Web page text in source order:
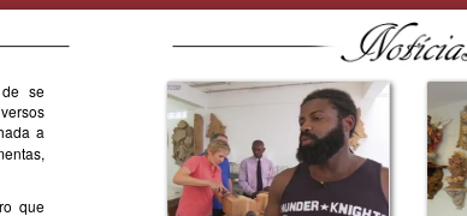
se
a
que